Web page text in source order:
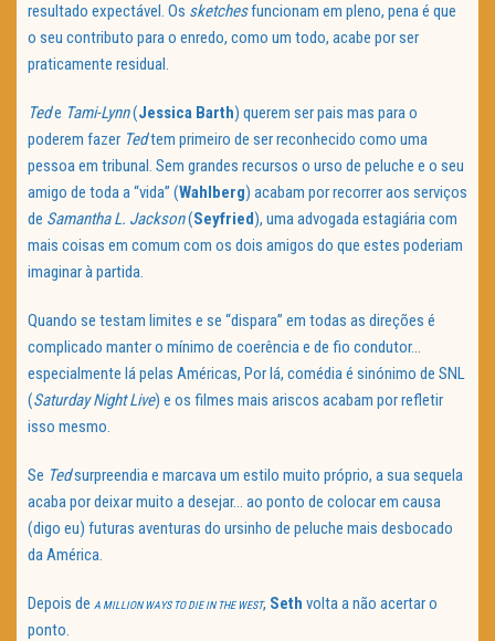
resultado expectável. Os sketchesfuncionam em pleno, pena é que
o seu contributo para o enredo, como um todo, acabe por ser
praticamente residual.
Tede Tami-Lynn(Jessica Barth) querem ser pais mas para o
poderem fazer Tedtem primeiro de ser reconhecido como uma
pessoa em tribunal. Sem grandes recursos o urso de peluche e o seu
amigo de toda a “vida” (Wahlberg) acabam por recorrer aos serviços
de Samantha L. Jackson(Seyfried), uma advogada estagiária com
mais coisas em comum com os dois amigos do que estes poderiam
imaginar à partida.
Quando se testam limites e se “dispara” em todas as direções é
complicado manter o mínimo de coerência e de fio condutor…
especialmente lá pelas Américas, Por lá, comédia é sinónimo de SNL
(Saturday Night Live) e os filmes mais ariscos acabam por refletir
isso mesmo.
Se Tedsurpreendia e marcava um estilo muito próprio, a sua sequela
acaba por deixar muito a desejar… ao ponto de colocar em causa
(digo eu) futuras aventuras do ursinho de peluche mais desbocado
da América.
Depois de A MILLION WAYS TO DIE IN THE WEST, Seth volta a não acertar o
ponto.